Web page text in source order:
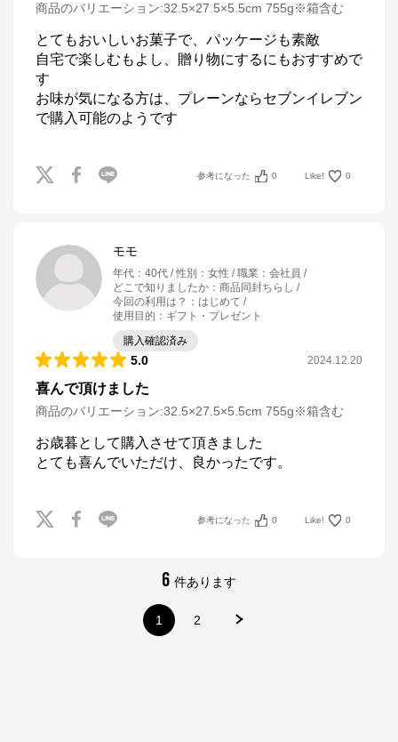
商品のバリエーション:32.5×27.5×5.5cm 755g※箱含む
とてもおいしいお菓子で、パッケージも素敵
自宅で楽しむもよし、贈り物にするにもおすすめで
す
お味が気になる方は、プレーンならセブンイレブン
で購入可能のようです
参考になった 0 Like! 0
モモ
年代 ： 40代 性別 ： 女性 職業 ： 会社員
どこで知りましたか ： 商品同封ちらし
今回の利用は？ ： はじめて
使用目的 ： ギフト・プレゼント
購入確認済み
5.0 2024.12.20
喜んで頂けました
商品のバリエーション:32.5×27.5×5.5cm 755g※箱含む
お歳暮として購入させて頂きました
とても喜んでいただけ、良かったです。
参考になった 0 Like! 0
6 件あります
1 2